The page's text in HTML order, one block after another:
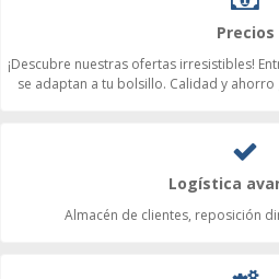
Precios
¡Descubre nuestras ofertas irresistibles!
se adaptan a tu bolsillo. Calidad y
Logística
Almacén de clientes, reposición